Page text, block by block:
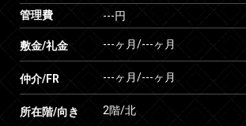
管理費 ---円
敷金/礼金 ---ヶ月/---ヶ月
仲介/FR ---ヶ月/---ヶ月
所在階/向き 2階/北